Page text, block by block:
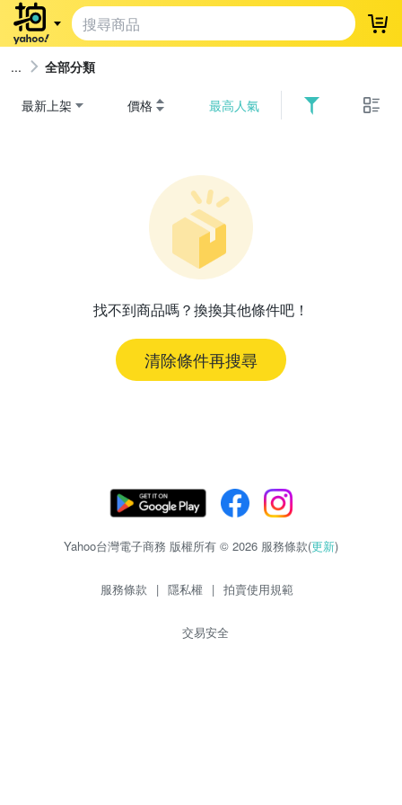
登
全部分類
最新上架 價格 最高人氣
找不到商品嗎？換換其他條件吧！
清除條件再搜尋
Yahoo台灣電子商務 版權所有 © 2026 服務條款(更新)
服務條款 | 隱私權 | 拍賣使用規範
交易安全